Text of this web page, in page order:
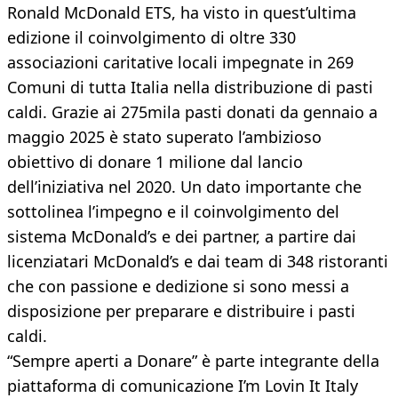
Ronald McDonald ETS, ha visto in quest’ultima
edizione il coinvolgimento di oltre 330
associazioni caritative locali impegnate in 269
Comuni di tutta Italia nella distribuzione di pasti
caldi. Grazie ai 275mila pasti donati da gennaio a
maggio 2025 è stato superato l’ambizioso
obiettivo di donare 1 milione dal lancio
dell’iniziativa nel 2020. Un dato importante che
sottolinea l’impegno e il coinvolgimento del
sistema McDonald’s e dei partner, a partire dai
licenziatari McDonald’s e dai team di 348 ristoranti
che con passione e dedizione si sono messi a
disposizione per preparare e distribuire i pasti
caldi.
“Sempre aperti a Donare” è parte integrante della
piattaforma di comunicazione I’m Lovin It Italy